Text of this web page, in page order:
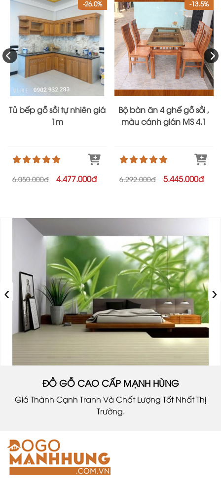
-26.0%
Tủ bếp gỗ sồi tự nhiên giá
1m
6.050.000đ 4.477.000đ
-13.5%
Bộ bàn ăn 4 ghế gỗ sồi ,
màu cánh gián MS 4.1
6.292.000đ 5.445.000đ
‹ ›
ĐỒ GỖ CAO CẤP MẠNH HÙNG
Giá Thành Cạnh Tranh Và Chất Lượng Tốt Nhất Thị
Trường.